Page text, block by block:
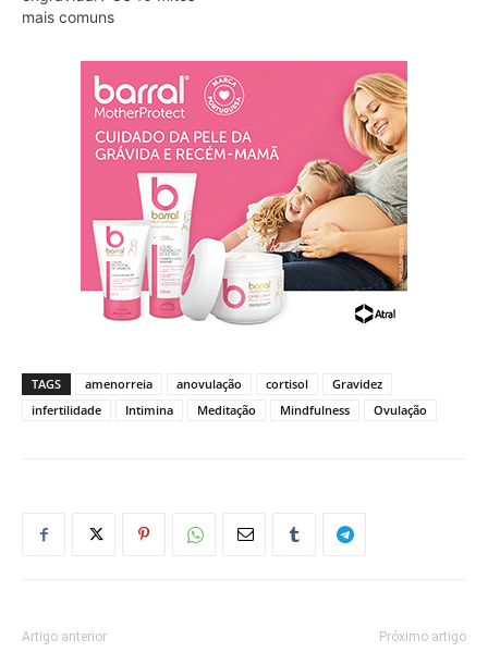
mais comuns
TAGS amenorreia anovulação cortisol
Gravidez
infertilidade
Intimina Meditação Mindfulness Ovulação
Artigo anterior Próximo artigo